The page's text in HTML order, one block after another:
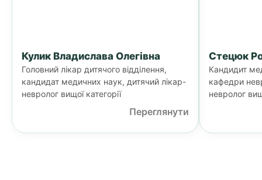
Кулик Владислава Олегівна
Головний лікар дитячого відділення,
кандидат медичних наук, дитячий лікар-
невролог вищої категорії
Переглянути
Стецюк
Кандидит
кафедри
невролог